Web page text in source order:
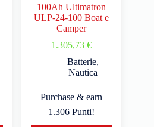
100Ah Ultimatron
ULP-24-100 Boat e
Camper
1.305,73 €
Batterie,
Nautica
Purchase & earn
1.306 Punti!